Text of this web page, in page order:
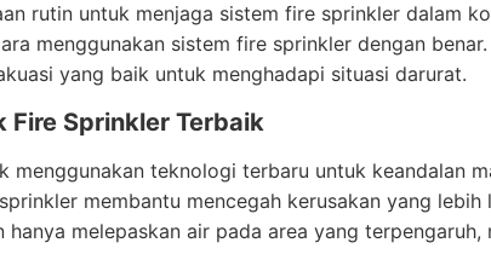
rutin untuk menjaga sistem fire sprinkler dalam
menggunakan sistem fire sprinkler dengan benar.
yang baik untuk menghadapi situasi darurat.
Fire Sprinkler Terbaik
menggunakan teknologi terbaru untuk keandalan
membantu mencegah kerusakan yang lebih
hanya melepaskan air pada area yang terpengaruh,